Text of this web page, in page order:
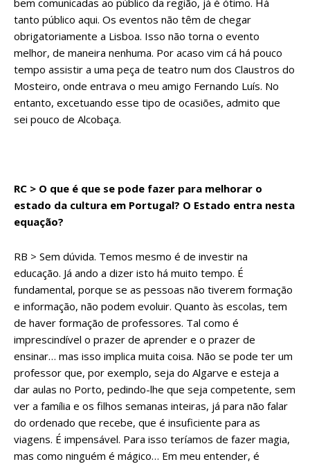
bem comunicadas ao público da região, já é ótimo. Há
tanto público aqui. Os eventos não têm de chegar
obrigatoriamente a Lisboa. Isso não torna o evento
melhor, de maneira nenhuma. Por acaso vim cá há pouco
tempo assistir a uma peça de teatro num dos Claustros do
Mosteiro, onde entrava o meu amigo Fernando Luís. No
entanto, excetuando esse tipo de ocasiões, admito que
sei pouco de Alcobaça.
RC > O que é que se pode fazer para melhorar o
estado da cultura em Portugal? O Estado entra nesta
equação?
RB > Sem dúvida. Temos mesmo é de investir na
educação. Já ando a dizer isto há muito tempo. É
fundamental, porque se as pessoas não tiverem formação
e informação, não podem evoluir. Quanto às escolas, tem
de haver formação de professores. Tal como é
imprescindível o prazer de aprender e o prazer de
ensinar… mas isso implica muita coisa. Não se pode ter um
professor que, por exemplo, seja do Algarve e esteja a
dar aulas no Porto, pedindo-lhe que seja competente, sem
ver a família e os filhos semanas inteiras, já para não falar
do ordenado que recebe, que é insuficiente para as
viagens. É impensável. Para isso teríamos de fazer magia,
mas como ninguém é mágico… Em meu entender, é